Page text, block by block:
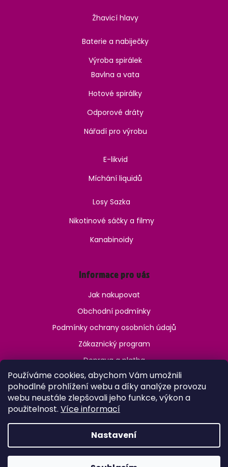
Používáme cookies, abychom Vám umožnili
pohodlné prohlížení webu a díky analýze provozu
webu neustále zlepšovali jeho funkce, výkon a
použitelnost. Více informací
Nastavení
Žhavicí hlavy
Baterie a nabiječky
Výroba spirálek
Bavlna a vata
Hotové spirálky
Odporové dráty
Nářadí pro výrobu
E-likvid
Míchání liquidů
Losy Sazka
Nikotinové sáčky a filmy
Kanabinoidy
Informace pro vás
Jak nakupovat
Obchodní podmínky
Podmínky ochrany osobních údajů
Zákaznický program
Doprava a platba
Jak ověřit věk?
Vytvořil Shoptet
Upravit nastavení cookies